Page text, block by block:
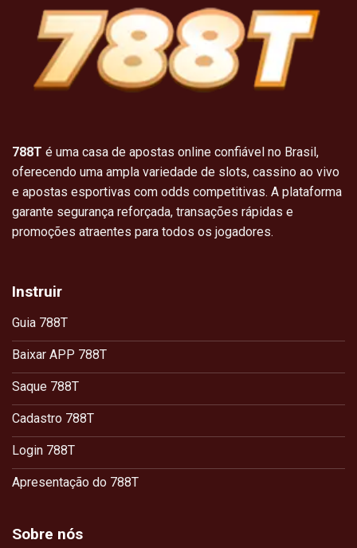
788T é uma casa de apostas online confiável no Brasil,
oferecendo uma ampla variedade de slots, cassino ao vivo
e apostas esportivas com odds competitivas. A plataforma
garante segurança reforçada, transações rápidas e
promoções atraentes para todos os jogadores.
Instruir
Guia 788T
Baixar APP 788T
Saque 788T
Cadastro 788T
Login 788T
Apresentação do 788T
Sobre nós